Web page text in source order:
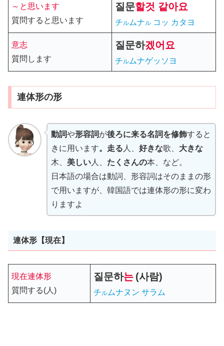
～と思います
質問すると思います
질문할것 같아요
チ ル ムナ ル コッ カタヨ
意志
質問します
질문하겠어요
チ ル ムナゲッソヨ
連体形の形
動詞や形容詞が後ろに来る名詞を修飾すると
きに用います。走る 人、 好きな歌、 大きな
木、 美しい人、 たくさんの本、など。
日本語の場合は動詞、形容詞はそのままの形
で用いますが、韓国語では連体形の形に変わ
りますよ
連体形【現在】
現在連体形
質問する(人)
질문하는 (사람)
チル ムナヌン サラム